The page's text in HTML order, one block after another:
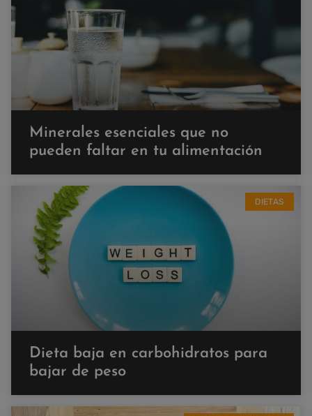
Minerales esenciales que no
pueden faltar en tu alimentación
DIETAS
Dieta baja en carbohidratos para
bajar de peso